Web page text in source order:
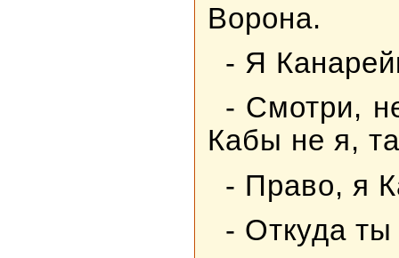
Ворона.
- Я
- Смотри,
Кабы не я,
- Право, я
- Откуда ты